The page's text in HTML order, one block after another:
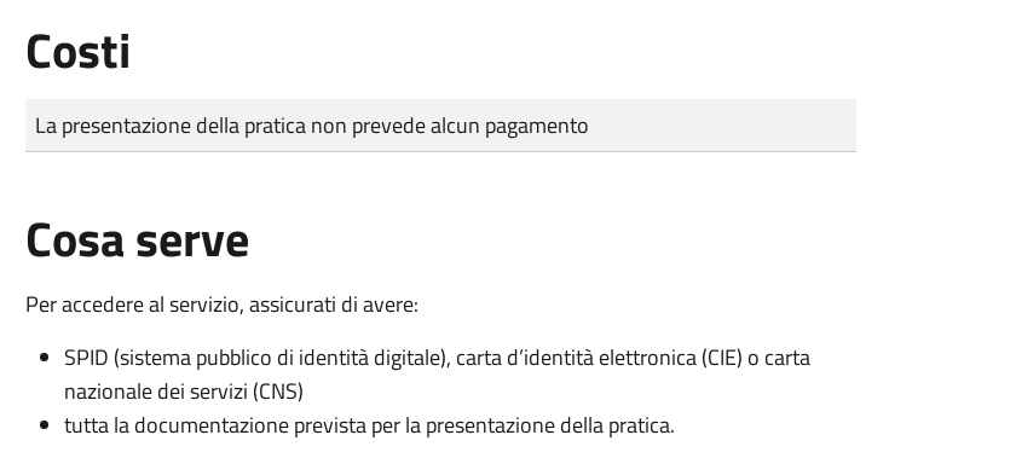
Costi
Tipo di pagamento
Importo
La presentazione della pratica non prevede alcun pagamento
Cosa serve
Per accedere al servizio, assicurati di avere:
SPID (sistema pubblico di identità digitale), carta d’identità elettronica (CIE) o carta
nazionale dei servizi (CNS)
tutta la documentazione prevista per la presentazione della pratica.